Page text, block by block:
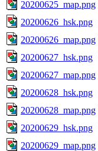
20200625_map.png
20200626_hsk.png
20200626_map.png
20200627_hsk.png
20200627_map.png
20200628_hsk.png
20200628_map.png
20200629_hsk.png
20200629_map.png